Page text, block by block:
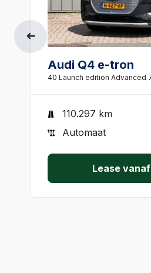
Audi Q4 e-tron
110.297 km
Automaat
Lease vanaf